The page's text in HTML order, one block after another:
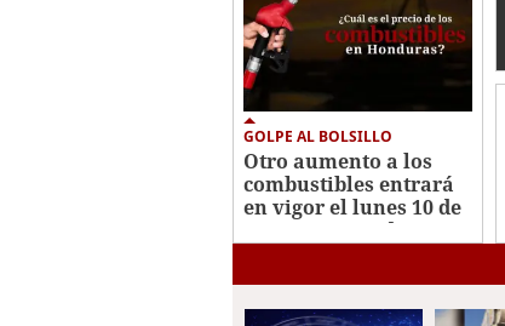
GOLPE AL BOLSILLO
Otro aumento a los
combustibles entrará
en vigor el lunes 10 de
agosto en Honduras